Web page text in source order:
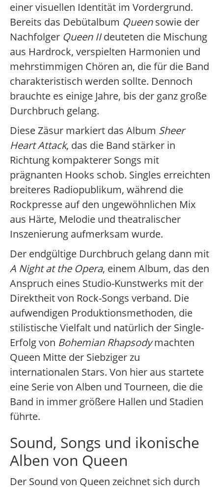
einer visuellen Identität im Vordergrund.
Bereits das Debütalbum Queensowie der
Nachfolger Queen IIdeuteten die Mischung
aus Hardrock, verspielten Harmonien und
mehrstimmigen Chören an, die für die Band
charakteristisch werden sollte. Dennoch
brauchte es einige Jahre, bis der ganz große
Durchbruch gelang.
Diese Zäsur markiert das Album Sheer
Heart Attack, das die Band stärker in
Richtung kompakterer Songs mit
prägnanten Hooks schob. Singles erreichten
breiteres Radiopublikum, während die
Rockpresse auf den ungewöhnlichen Mix
aus Härte, Melodie und theatralischer
Inszenierung aufmerksam wurde.
Der endgültige Durchbruch gelang dann mit
A Night at the Opera, einem Album, das den
Anspruch eines Studio-Kunstwerks mit der
Direktheit von Rock-Songs verband. Die
aufwendigen Produktionsmethoden, die
stilistische Vielfalt und natürlich der Single-
Erfolg von Bohemian Rhapsodymachten
Queen Mitte der Siebziger zu
internationalen Stars. Von hier aus startete
eine Serie von Alben und Tourneen, die die
Band in immer größere Hallen und Stadien
führte.
Sound, Songs und ikonische
Alben von Queen
Der Sound von Queen zeichnet sich durch